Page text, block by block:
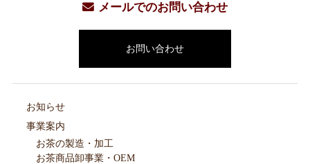
メールでのお問い合わせ
お問い合わせ
お知らせ
事業案内
お茶の製造・加工
お茶商品卸事業・OEM